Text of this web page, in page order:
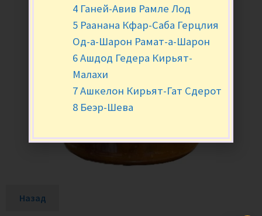
Назад
4 Ганей-Авив Рамле Лод
5 Раанана Кфар-Саба Герцлия
Од-а-Шарон Рамат-а-Шарон
6 Ашдод Гедера Кирьят-
Малахи
7 Ашкелон Кирьят-Гат Сдерот
8 Беэр-Шева